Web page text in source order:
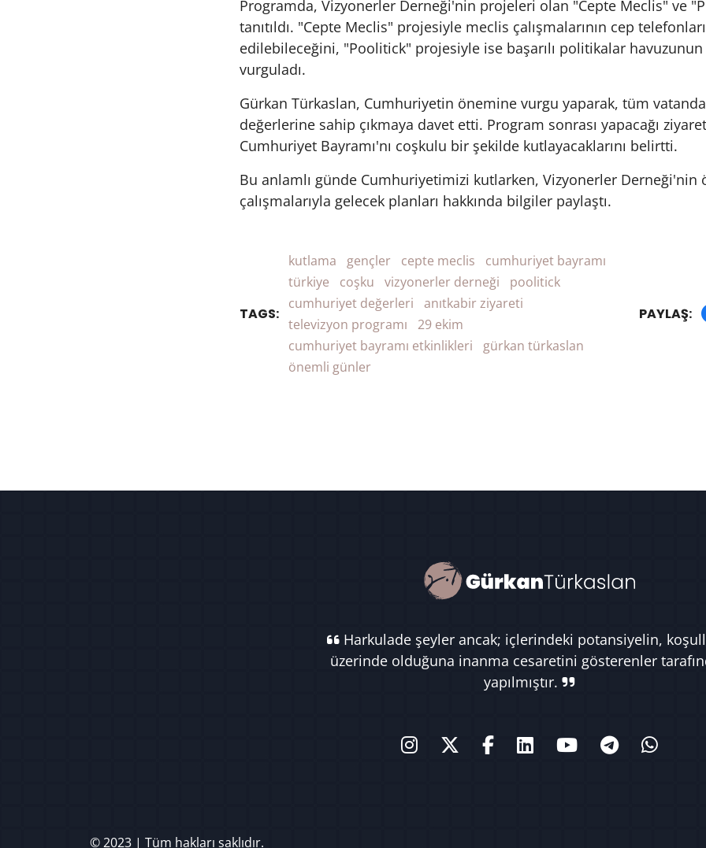
Programda, Vizyonerler Derneği'nin projeleri olan "Cepte Meclis" ve
tanıtıldı. "Cepte Meclis" projesiyle meclis çalışmalarının cep
edilebileceğini, "Poolitick" projesiyle ise başarılı politikalar havuzunun
vurguladı.
Gürkan Türkaslan, Cumhuriyetin önemine vurgu yaparak, tüm
değerlerine sahip çıkmaya davet etti. Program sonrası yapacağı
Cumhuriyet Bayramı'nı coşkulu bir şekilde kutlayacaklarını belirtti.
Bu anlamlı günde Cumhuriyetimizi kutlarken, Vizyonerler Derneği'nin
çalışmalarıyla gelecek planları hakkında bilgiler paylaştı.
TAGS:
kutlama gençler cepte meclis
cumhuriyet bayramı
türkiye
coşku vizyonerler derneği
poolitick
cumhuriyet değerleri
anıtkabir ziyareti
televizyon programı
29 ekim
cumhuriyet bayramı etkinlikleri
gürkan türkaslan
önemli günler
PAYLAŞ:
Harkulade şeyler ancak; içlerindeki potansiyelin,
üzerinde olduğuna inanma cesaretini gösterenler
yapılmıştır.
© 2023 | Tüm hakları saklıdır.